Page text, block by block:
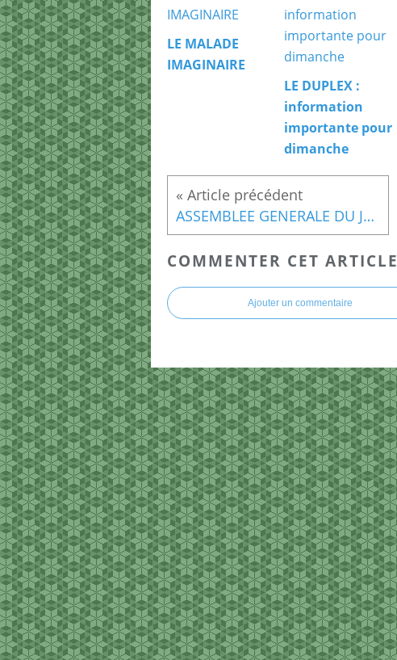
LE MALADE
IMAGINAIRE
LE DUPLEX :
information
importante pour
dimanche
ASSEMBLEE GENERALE DU JEUDI 08 FEVRIER 2024
COMMENTER CET ARTICLE
Ajouter un commentaire